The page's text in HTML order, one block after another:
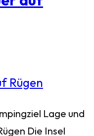
Lage und
Die Insel